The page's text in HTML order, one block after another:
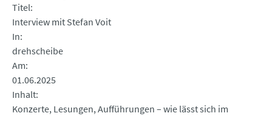
Titel
Interview mit Stefan Voit
In
drehscheibe
Am
01.06.2025
Inhalt
Konzerte, Lesungen, Aufführungen – wie lässt sich im